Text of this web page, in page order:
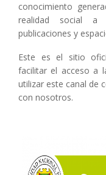
conocimiento
realidad social a
publicaciones y
Este es el sitio
facilitar el acceso a
utilizar este canal de
con nosotros.